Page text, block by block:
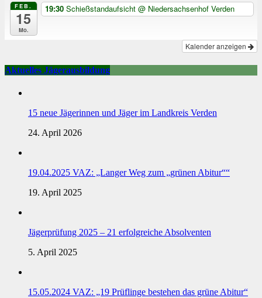
FEB.
15
Mo.
19:30 Schießstandaufsicht @ Niedersachsenhof Verden
Kalender anzeigen
Aktuelles Jägerausbildung
15 neue Jägerinnen und Jäger im Landkreis Verden
24. April 2026
19.04.2025 VAZ: „Langer Weg zum „grünen Abitur““
19. April 2025
Jägerprüfung 2025 – 21 erfolgreiche Absolventen
5. April 2025
15.05.2024 VAZ: „19 Prüflinge bestehen das grüne Abitur“